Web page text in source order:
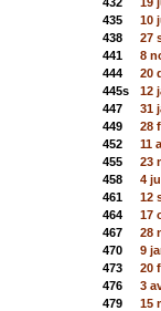
435
10
438
27
441
8
444
20
445s
12
447
31
449
28
452
11
455
23
458
4
461
12
464
17
467
28
470
9
473
20
476
3
479
15